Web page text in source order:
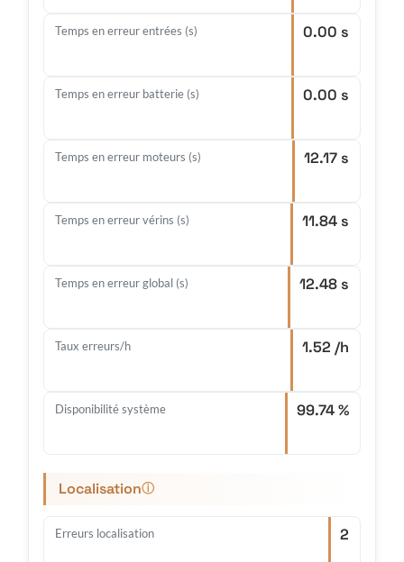
Temps en erreur entrées (s) 0.00 s
Temps en erreur batterie (s) 0.00 s
Temps en erreur moteurs (s) 12.17 s
Temps en erreur vérins (s) 11.84 s
Temps en erreur global (s) 12.48 s
Taux erreurs/h 1.52 /h
Disponibilité système 99.74 %
Localisationⓘ
Erreurs localisation 2